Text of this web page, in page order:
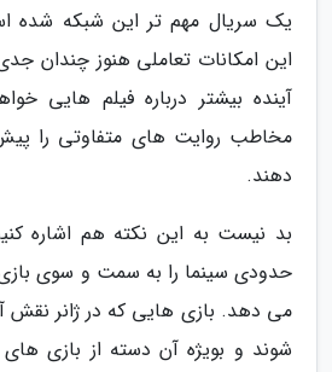
یک سریال مهم تر این شبکه شده
این امکانات تعاملی هنوز چندان
آینده بیشتر درباره فیلم هایی
مخاطب روایت های متفاوتی را
دهند.
بد نیست به این نکته هم اشاره
حدودی سینما را به سمت و سوی
می دهد. بازی هایی که در ژانر نقش
شوند و بویژه آن دسته از بازی